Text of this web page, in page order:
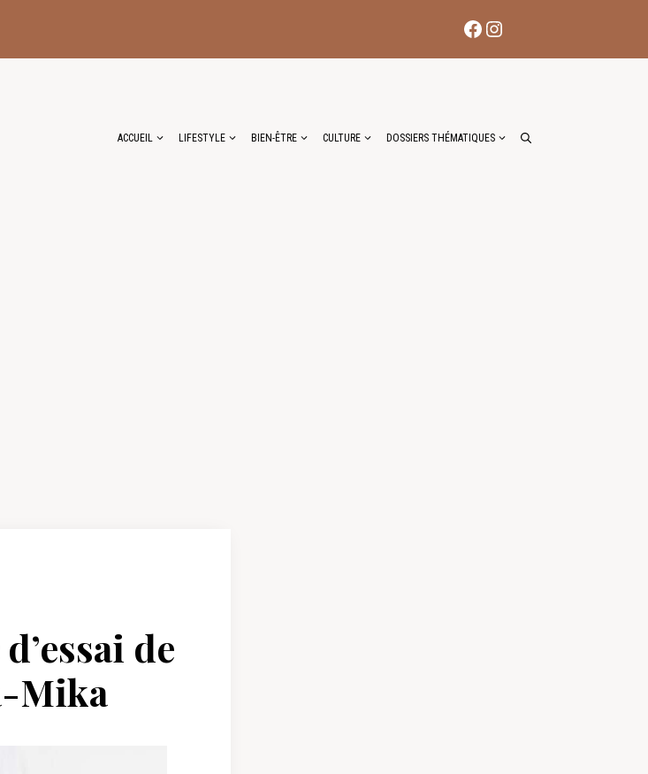
Facebook
Instagram
ACCUEIL LIFESTYLE BIEN-ÊTRE CULTURE DOSSIERS THÉMATIQUES
de
Mika